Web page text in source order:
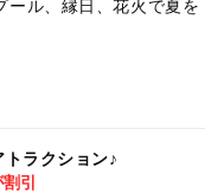
ール、縁日、花火で夏を
ラクション♪
引